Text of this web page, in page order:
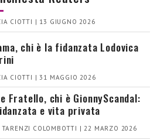
CIOTTI | 13 GIUGNO 2026
chi è la fidanzata Lodovica
CIOTTI | 31 MAGGIO 2026
Fratello, chi è GionnyScandal:
e vita privata
COLOMBOTTI | 22 MARZO 2026